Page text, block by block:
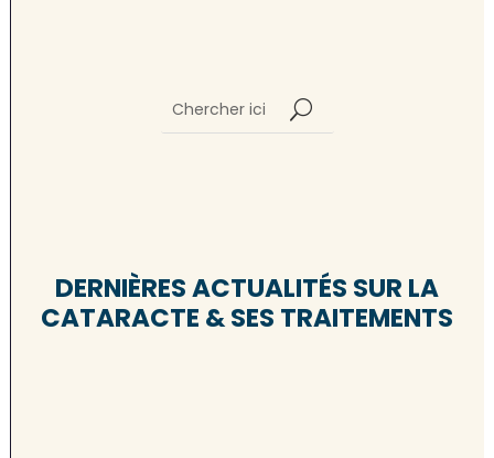
DERNIÈRES ACTUALITÉS SUR LA
CATARACTE & SES TRAITEMENTS